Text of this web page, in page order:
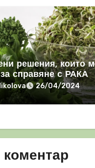
решения, които
справяне с РАКА
26/04/2024